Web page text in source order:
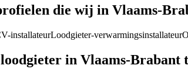
die wij in Vlaams-
installateurLoodgieter-verwarmingsinstallateur
loodgieter in Vlaams-Brabant